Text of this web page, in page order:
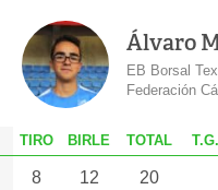
Álvaro
EB Borsal
Federación
T IRO B IRLE TOTAL T.G.
8 12 20